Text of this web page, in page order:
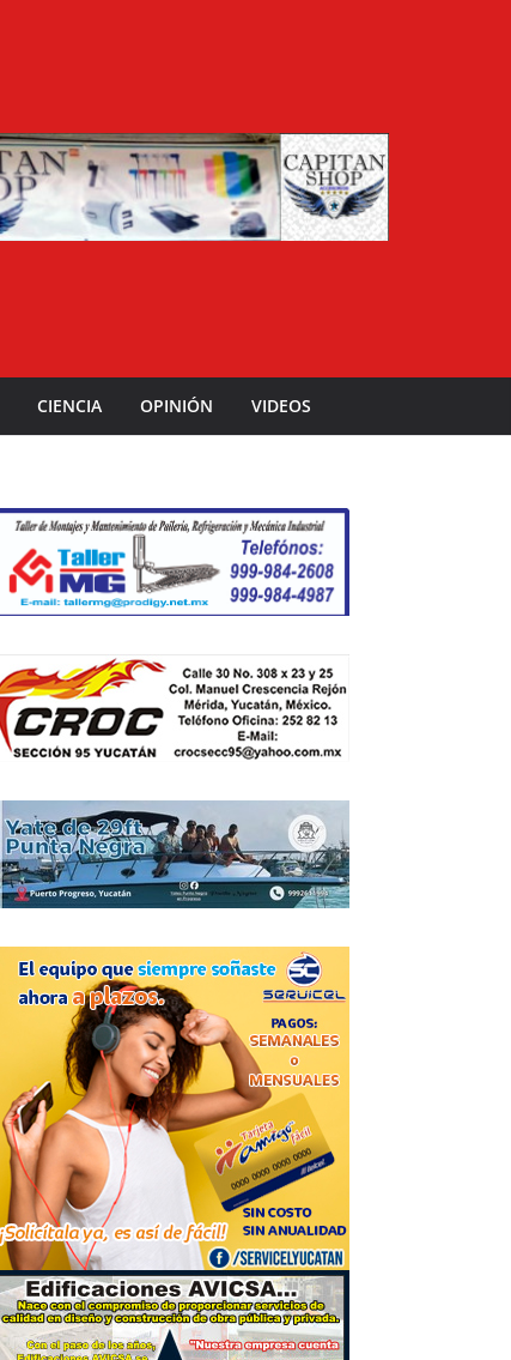
CIENCIA OPINIÓN VIDEOS